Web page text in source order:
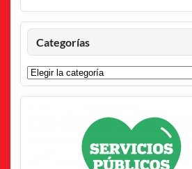
Categorías
Categorías